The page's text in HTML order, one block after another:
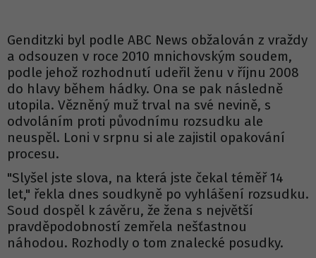
Genditzki byl podle ABC News obžalován z vraždy
a odsouzen v roce 2010 mnichovským soudem,
podle jehož rozhodnutí udeřil ženu v říjnu 2008
do hlavy během hádky. Ona se pak následně
utopila. Vězněný muž trval na své nevině, s
odvoláním proti původnímu rozsudku ale
neuspěl. Loni v srpnu si ale zajistil opakování
procesu.
"Slyšel jste slova, na která jste čekal téměř 14
let," řekla dnes soudkyně po vyhlášení rozsudku.
Soud dospěl k závěru, že žena s největší
pravděpodobností zemřela nešťastnou
náhodou. Rozhodly o tom znalecké posudky.